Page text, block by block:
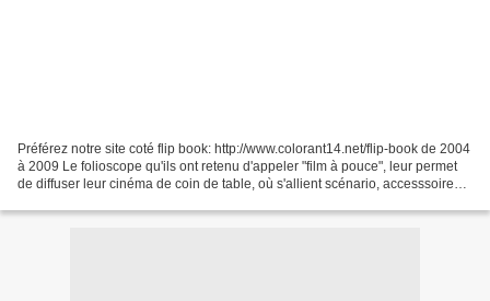
Préférez notre site coté flip book: http://www.colorant14.net/flip-book de 2004
à 2009 Le folioscope qu'ils ont retenu d'appeler "film à pouce", leur permet
de diffuser leur cinéma de coin de table, où s'allient scénario, accesssoires,